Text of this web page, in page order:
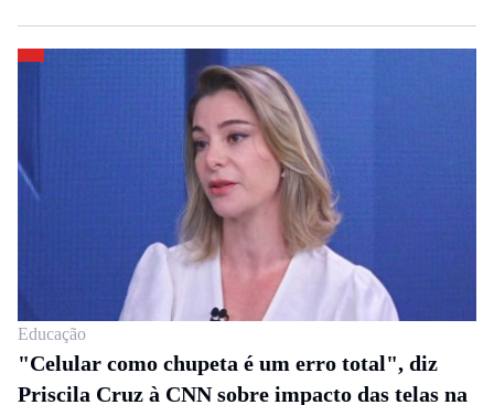
Educação
"Celular como chupeta é um erro total", diz
Priscila Cruz à CNN sobre impacto das telas na